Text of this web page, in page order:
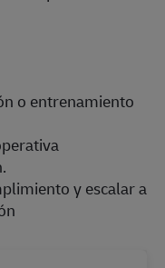
o entrenamiento
y escalar a